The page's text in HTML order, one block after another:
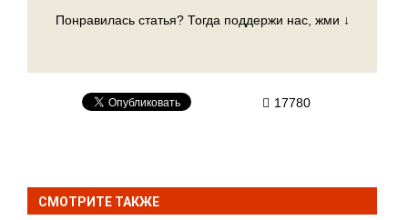
Понравилась статья? Тогда поддержи нас, жми ↓
17780
СМОТРИТЕ ТАКЖЕ